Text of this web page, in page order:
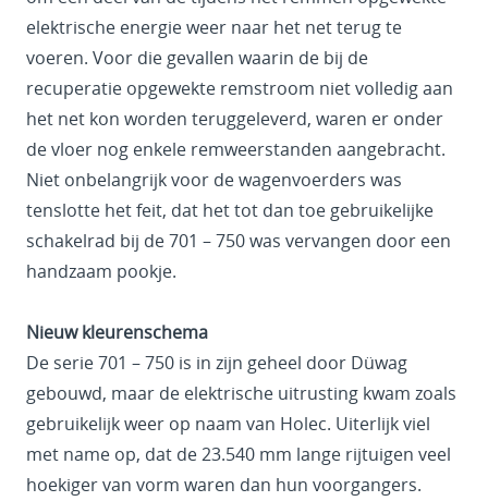
elektrische energie weer naar het net terug te
voeren. Voor die gevallen waarin de bij de
recuperatie opgewekte remstroom niet volledig aan
het net kon worden teruggeleverd, waren er onder
de vloer nog enkele remweerstanden aangebracht.
Niet onbelangrijk voor de wagenvoerders was
tenslotte het feit, dat het tot dan toe gebruikelijke
schakelrad bij de 701 – 750 was vervangen door een
handzaam pookje.
Nieuw kleurenschema
De serie 701 – 750 is in zijn geheel door Düwag
gebouwd, maar de elektrische uitrusting kwam zoals
gebruikelijk weer op naam van Holec. Uiterlijk viel
met name op, dat de 23.540 mm lange rijtuigen veel
hoekiger van vorm waren dan hun voorgangers.